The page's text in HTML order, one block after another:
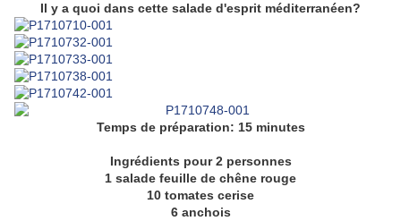
Il y a quoi dans cette salade d'esprit méditerranéen?
Temps de préparation: 15 minutes
Ingrédients pour 2 personnes
1 salade feuille de chêne rouge
10 tomates cerise
6 anchois